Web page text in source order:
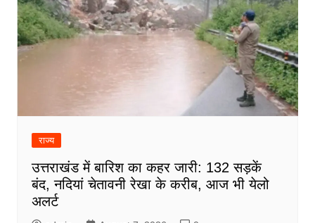
राज्य
उत्तराखंड में बारिश का कहर जारी: 132 सड़कें
बंद, नदियां चेतावनी रेखा के करीब, आज भी येलो
अलर्ट